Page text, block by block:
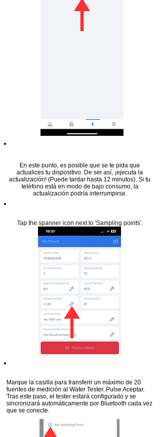
En este punto, es posible que se te pida que
actualices tu dispositivo. De ser así, ¡ejecuta la
actualización! (Puede tardar hasta 12 minutos). Si tu
teléfono está en modo de bajo consumo, la
actualización podría interrumpirse.
Tap the spanner icon next to 'Sampling points'.
Marque la casilla para transferir un máximo de 20
fuentes de medición al Water Tester. Pulse Aceptar.
Tras este paso, el tester estará configurado y se
sincronizará automáticamente por Bluetooth cada vez
que se conecte.